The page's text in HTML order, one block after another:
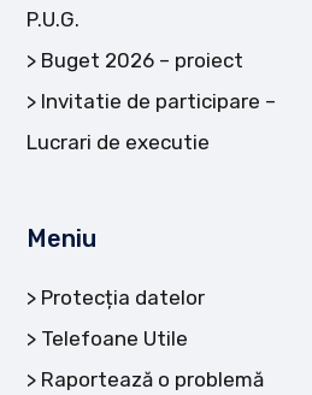
P.U.G.
Buget 2026 – proiect
Invitatie de participare –
Lucrari de executie
Meniu
Protecția datelor
Telefoane Utile
Raportează o problemă